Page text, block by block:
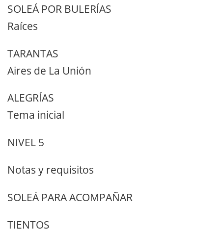
SOLEÁ POR BULERÍAS
Raíces
TARANTAS
Aires de La Unión
ALEGRÍAS
Tema inicial
NIVEL 5
Notas y requisitos
SOLEÁ PARA ACOMPAÑAR
TIENTOS